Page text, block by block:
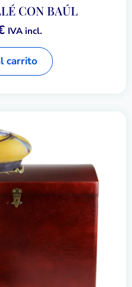
CON BAÚL
IVA incl.
carrito